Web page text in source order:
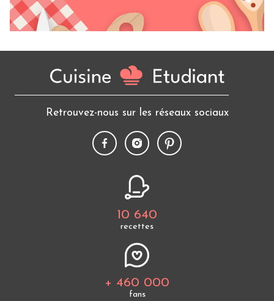
Retrouvez-nous sur les réseaux sociaux
10 640
recettes
+ 460 000
fans